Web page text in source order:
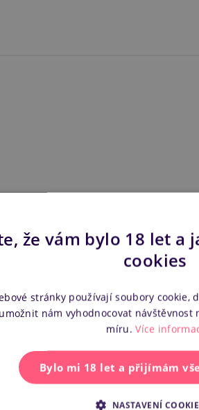
že vám bylo 18 let a
cookies
stránky používají soubory cookie,
nám vyhodnocovat
míru. Více
Bylo mi 18 let a přijímám
NASTAVENÍ